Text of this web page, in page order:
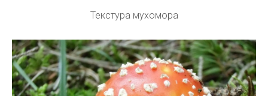
Текстура мухомора